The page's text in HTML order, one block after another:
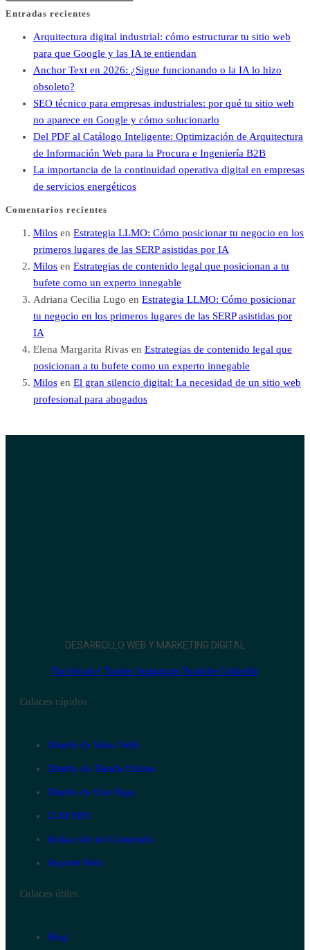
Entradas recientes
Arquitectura digital industrial: cómo estructurar tu sitio web
para que Google y las IA te entiendan
Anchor Text en 2026: ¿Sigue funcionando o la IA lo hizo
obsoleto?
SEO técnico para empresas industriales: por qué tu sitio web
no aparece en Google y cómo solucionarlo
Del PDF al Catálogo Inteligente: Optimización de Arquitectura
de Información Web para la Procura e Ingeniería B2B
La importancia de la continuidad operativa digital en empresas
de servicios energéticos
Comentarios recientes
Milos en Estrategia LLMO: Cómo posicionar tu negocio en los
primeros lugares de las SERP asistidas por IA
Milos en Estrategias de contenido legal que posicionan a tu
bufete como un experto innegable
Adriana Cecilia Lugo en Estrategia LLMO: Cómo posicionar
tu negocio en los primeros lugares de las SERP asistidas por
IA
Elena Margarita Rivas en Estrategias de contenido legal que
posicionan a tu bufete como un experto innegable
Milos en El gran silencio digital: La necesidad de un sitio web
profesional para abogados
DESARROLLO WEB Y MARKETING DIGITAL
Facebook-f Twitter Instagram Youtube Linkedin
Enlaces rápidos
Diseño de Sitios Web
Diseño de Tienda Online
Diseño de One Page
LLM SEO
Redacción de Contenido
Soporte Web
Enlaces útiles
Blog